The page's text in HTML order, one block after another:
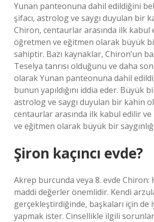
Yunan panteonuna dahil edildiğini
şifacı, astrolog ve saygı duyulan bir
Chiron, centaurlar arasında ilk kabul
öğretmen ve eğitmen olarak büyük
sahiptir. Bazı kaynaklar, Chiron’un
Teselya tanrısı olduğunu ve daha
olarak Yunan panteonuna dahil
bunun yapıldığını iddia eder. Büyük
astrolog ve saygı duyulan bir kahin
centaurlar arasında ilk kabul edilir
ve eğitmen olarak büyük bir
Şiron kaçıncı evde?
Akrep burcunda veya 8. evde Chiron:
maddi değerler önemlidir. Kendi
gerçekleştirdiğinde, başkaları için de
yapmak ister. Cinsellikle ilgili